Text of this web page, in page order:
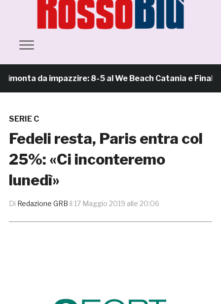
da impazzire: 8-5 al We Beach Catania e Finale
SERIE C
Fedeli resta, Paris entra col
25%: «Ci inconteremo
lunedì»
Di Redazione GRB il 17 Maggio 2019 alle 20:06